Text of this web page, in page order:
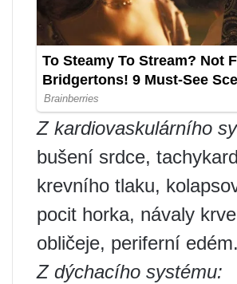
Z kardiovaskulárního
bušení srdce,
krevního tlaku,
pocit horka, návaly
obličeje, periferní edém.
Z dýchacího systému: